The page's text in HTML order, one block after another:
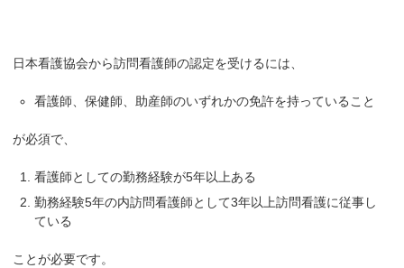
日本看護協会から訪問看護師の認定を受けるには、
看護師、保健師、助産師のいずれかの免許を持っていること
が必須で、
看護師としての勤務経験が5年以上ある
勤務経験5年の内訪問看護師として3年以上訪問看護に従事し
ている
ことが必要です。